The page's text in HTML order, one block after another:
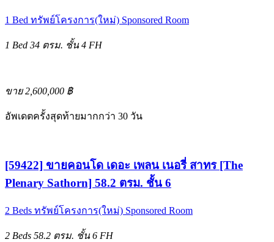
1 Bed ทรัพย์โครงการ(ใหม่) Sponsored Room
1 Bed 34 ตรม. ชั้น 4 FH
ขาย 2,600,000 ฿
อัพเดตครั้งสุดท้ายมากกว่า 30 วัน
[59422] ขายคอนโด เดอะ เพลน เนอรี่ สาทร [The
Plenary Sathorn] 58.2 ตรม. ชั้น 6
2 Beds ทรัพย์โครงการ(ใหม่) Sponsored Room
2 Beds 58.2 ตรม. ชั้น 6 FH